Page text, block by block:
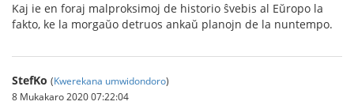
Kaj ie en foraj malproksimoj de historio ŝvebis al Eŭropo la
fakto, ke la morgaŭo detruos ankaŭ planojn de la nuntempo.
StefKo (Kwerekana umwidondoro)
8 Mukakaro 2020 07:22:04